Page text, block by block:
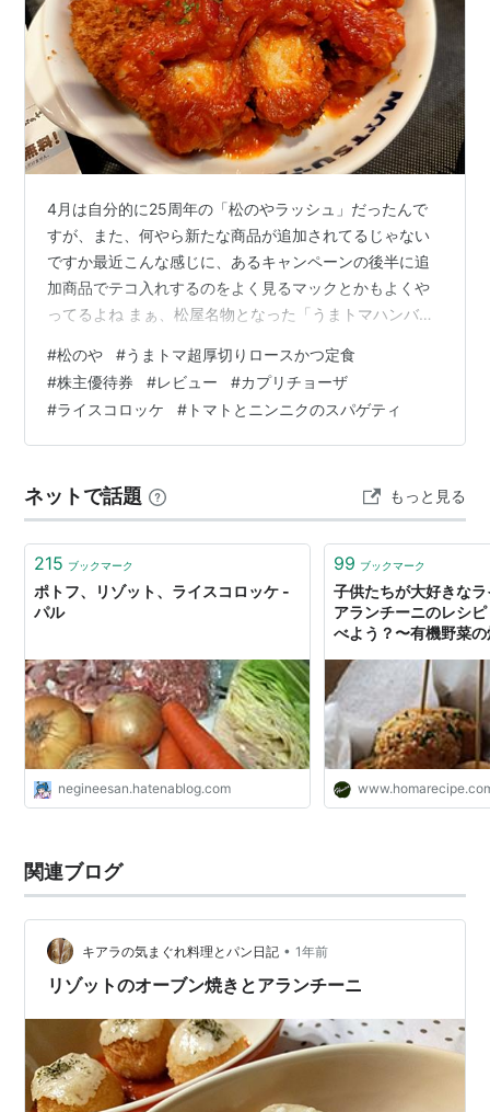
4月は自分的に25周年の「松のやラッシュ」だったんで
すが、また、何やら新たな商品が追加されてるじゃない
ですか最近こんな感じに、あるキャンペーンの後半に追
加商品でテコ入れするのをよく見るマックとかもよくや
ってるよね まぁ、松屋名物となった「うまトマハンバー
とかなきゃなってなもんですよといっても、まず思った
のが「カツにかけたら、衣のサクサク感がなくなってベ
チャっとするんじゃ」という懸念でございますよカツ丼
とかの割り下がしみ込んだカツはウェルカムなくせに何
ないのではと思ったりする 食べ損ねたけど、松屋…
#松のや #うまトマ超厚切りロースかつ定食
#株主優待券 #レビュー #カプリチョーザ
#ライスコロッケ # トマトとニンニクのスパゲティ
ネットで話題 もっと見る
215 ブックマーク
ポトフ、リゾット、ライスコロッケ -
パル
negineesan.hatenablog.com
99 ブックマーク
子供たちが大好きな
アランチーニのレシ
べよう？〜有機野菜
関連ブログ
キアラの気まぐれ料理とパン日記 • 1年前
リゾットのオーブン焼きとアランチーニ